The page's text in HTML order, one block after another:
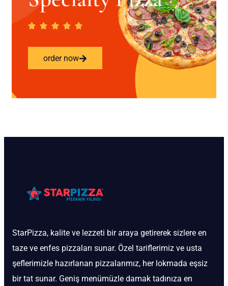
order now
StarPizza, kalite ve lezzeti bir araya getirerek sizlere en
taze ve enfes pizzaları sunar. Özel tariflerimiz ve usta
şeflerimizle hazırlanan pizzalarımız, her lokmada eşsiz
bir tat sunar. Geniş menümüzle damak tadınıza en